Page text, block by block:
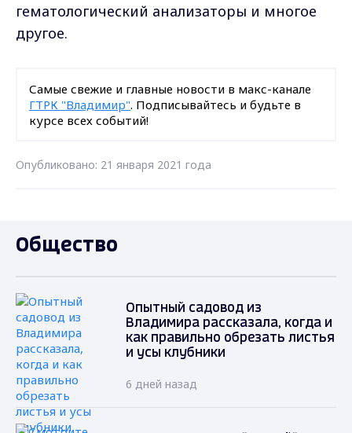
гематологический анализаторы и многое
другое.
Самые свежие и главные новости в макс-канале
ГТРК "Владимир". Подписывайтесь и будьте в
курсе всех событий!
Опубликовано: 21 января 2021 года
Общество
Опытный садовод из
Владимира рассказала, когда и
как правильно обрезать листья
и усы клубники
6 дней назад